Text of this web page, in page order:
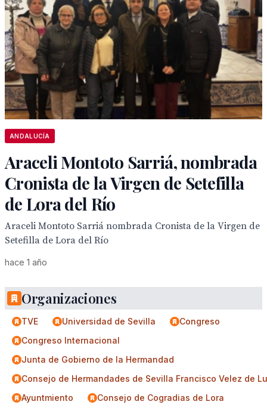
ANDALUCÍA
Araceli Montoto Sarriá, nombrada
Cronista de la Virgen de Setefilla
de Lora del Río
Araceli Montoto Sarriá nombrada Cronista de la Virgen de
Setefilla de Lora del Río
hace 1 año
Organizaciones
TVE Universidad de Sevilla
Congreso
Congreso Internacional
Junta de Gobierno de la Hermandad
Consejo de Hermandades de Sevilla Francisco Velez de
Ayuntmiento
Consejo de Cogradias de Lora